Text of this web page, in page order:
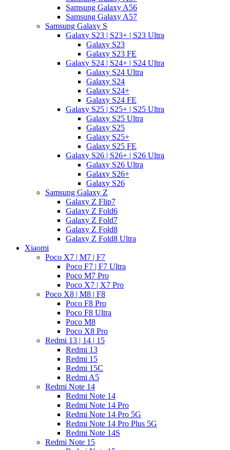
Samsung Galaxy A56
Samsung Galaxy A57
Samsung Galaxy S
Galaxy S23 | S23+ | S23 Ultra
Galaxy S23
Galaxy S23 FE
Galaxy S24 | S24+ | S24 Ultra
Galaxy S24 Ultra
Galaxy S24
Galaxy S24+
Galaxy S24 FE
Galaxy S25 | S25+ | S25 Ultra
Galaxy S25 Ultra
Galaxy S25
Galaxy S25+
Galaxy S25 FE
Galaxy S26 | S26+ | S26 Ultra
Galaxy S26 Ultra
Galaxy S26+
Galaxy S26
Samsung Galaxy Z
Galaxy Z Flip7
Galaxy Z Fold6
Galaxy Z Fold7
Galaxy Z Fold8
Galaxy Z Fold8 Ultra
Xiaomi
Poco X7 | M7 | F7
Poco F7 | F7 Ultra
Poco M7 Pro
Poco X7 | X7 Pro
Poco X8 | M8 | F8
Poco F8 Pro
Poco F8 Ultra
Poco M8
Poco X8 Pro
Redmi 13 | 14 | 15
Redmi 13
Redmi 15
Redmi 15C
Redmi A5
Redmi Note 14
Redmi Note 14
Redmi Note 14 Pro
Redmi Note 14 Pro 5G
Redmi Note 14 Pro Plus 5G
Redmi Note 14S
Redmi Note 15